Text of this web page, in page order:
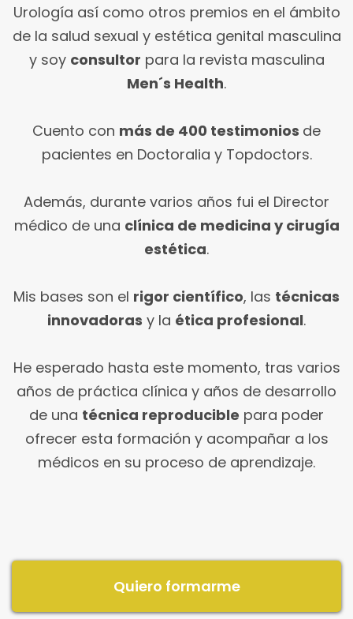
Urología así como otros premios en el ámbito
de la salud sexual y estética genital masculina
y soy consultor para la revista masculina
Men´s Health.
Cuento con más de 400 testimonios de
pacientes en Doctoralia y Topdoctors.
Además, durante varios años fui el Director
médico de una clínica de medicina y cirugía
estética.
Mis bases son el rigor científico, las técnicas
innovadoras y la ética profesional.
He esperado hasta este momento, tras varios
años de práctica clínica y años de desarrollo
de una técnica reproducible para poder
ofrecer esta formación y acompañar a los
médicos en su proceso de aprendizaje.
Quiero formarme